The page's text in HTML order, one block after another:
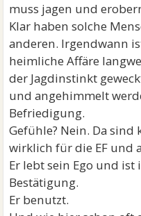
muss jagen und
Klar haben solche
anderen. Irgendwann
heimliche Affäre
der Jagdinstinkt
und angehimmelt
Befriedigung.
Gefühle? Nein. Da sind
wirklich für die EF und
Er lebt sein Ego und ist
Bestätigung.
Er benutzt.